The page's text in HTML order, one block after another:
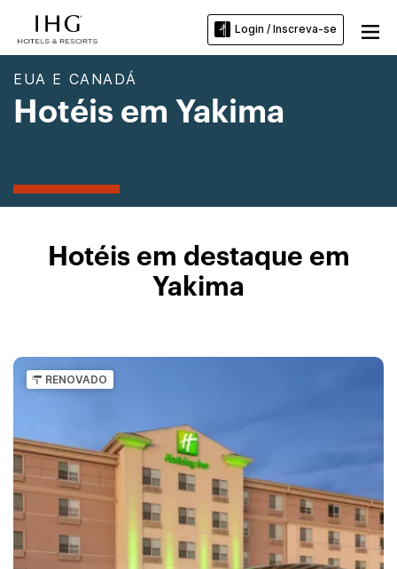
Login / Inscreva-se
EUA E CANADÁ
Hotéis em Yakima
Hotéis em destaque em
Yakima
RENOVADO